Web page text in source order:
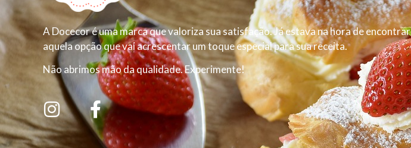
A Docecor é uma marca que valoriza sua satisfação. Já estava na hora de encontrar
aquela opção que vai acrescentar um toque especial para sua receita.
Não abrimos mão da qualidade. Experimente!